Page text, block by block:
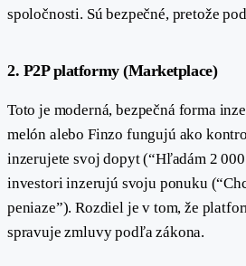
spoločnosti. Sú bezpečné, pretože
2. P2P platformy (Marketplace)
Toto je moderná, bezpečná forma
melón alebo Finzo fungujú ako
inzerujete svoj dopyt (“Hľadám 2
investori inzerujú svoju ponuku
peniaze”). Rozdiel je v tom, že
spravuje zmluvy podľa zákona.